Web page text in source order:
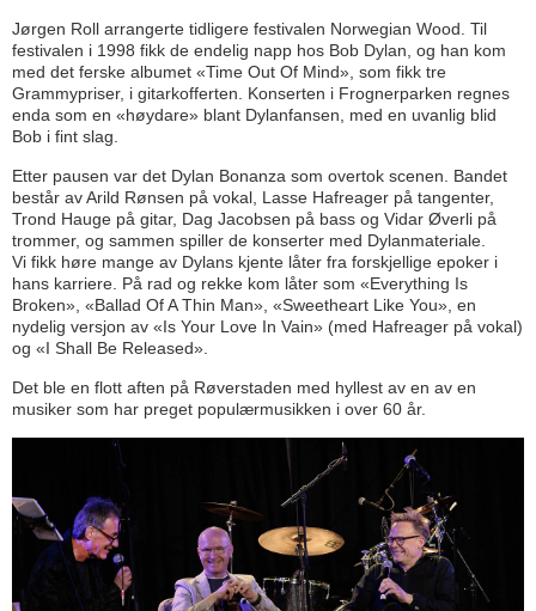
Jørgen Roll arrangerte tidligere festivalen Norwegian Wood. Til
festivalen i 1998 fikk de endelig napp hos Bob Dylan, og han kom
med det ferske albumet «Time Out Of Mind», som fikk tre
Grammypriser, i gitarkofferten. Konserten i Frognerparken regnes
enda som en «høydare» blant Dylanfansen, med en uvanlig blid
Bob i fint slag.
Etter pausen var det Dylan Bonanza som overtok scenen. Bandet
består av Arild Rønsen på vokal, Lasse Hafreager på tangenter,
Trond Hauge på gitar, Dag Jacobsen på bass og Vidar Øverli på
trommer, og sammen spiller de konserter med Dylanmateriale.
Vi fikk høre mange av Dylans kjente låter fra forskjellige epoker i
hans karriere. På rad og rekke kom låter som «Everything Is
Broken», «Ballad Of A Thin Man», «Sweetheart Like You», en
nydelig versjon av «Is Your Love In Vain» (med Hafreager på vokal)
og «I Shall Be Released».
Det ble en flott aften på Røverstaden med hyllest av en av en
musiker som har preget populærmusikken i over 60 år.